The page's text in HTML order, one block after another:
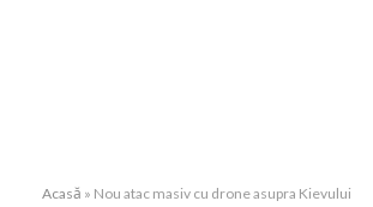
Acasă » Nou atac masiv cu drone asupra Kievului